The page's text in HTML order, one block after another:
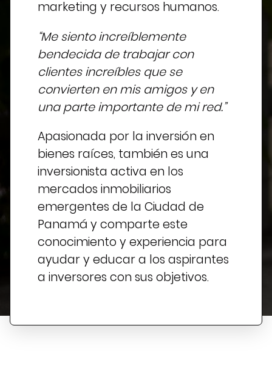
marketing y recursos humanos.
“Me siento increíblemente
bendecida de trabajar con
clientes increíbles que se
convierten en mis amigos y en
una parte importante de mi red.”
Apasionada por la inversión en
bienes raíces, también es una
inversionista activa en los
mercados inmobiliarios
emergentes de la Ciudad de
Panamá y comparte este
conocimiento y experiencia para
ayudar y educar a los aspirantes
a inversores con sus objetivos.